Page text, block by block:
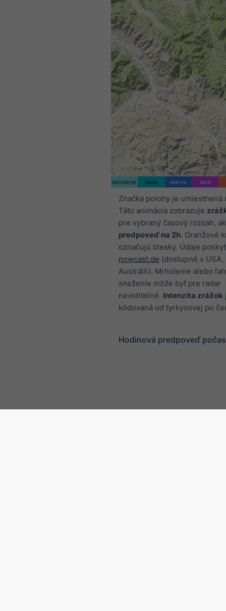
Mrholenie Slabé Mierne Silné
Značka polohy je umiestnená
Táto animácia zobrazuje
pre vybraný časový rozsah,
predpoveď na 2h. Oranžové
označujú blesky. Údaje
nowcast.de (dostupné v USA,
Austrálii). Mrholenie alebo
sneženie môže byť pre radar
neviditeľné. Intenzita zrážok
kódovaná od tyrkysovej po
Hodinová predpoveď